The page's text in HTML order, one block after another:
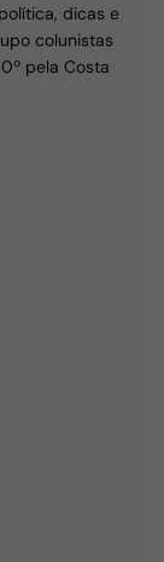
dicas e
colunistas
pela Costa